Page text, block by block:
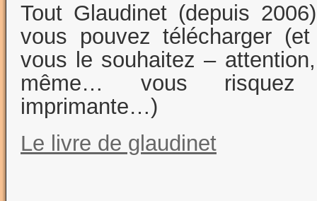
Tout Glaudinet (depuis
vous pouvez télécharger
vous le souhaitez –
même… vous risquez
imprimante…)
Le livre de glaudinet